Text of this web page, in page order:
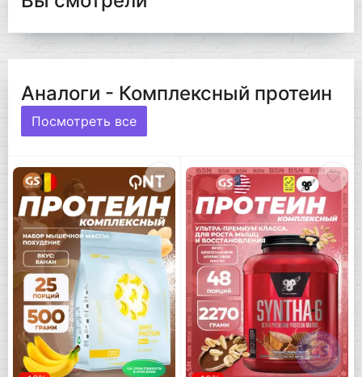
Аналоги - Комплексный протеин
Посмотреть все